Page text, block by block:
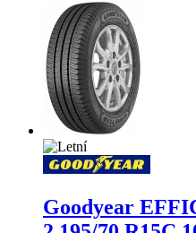
Goodyear